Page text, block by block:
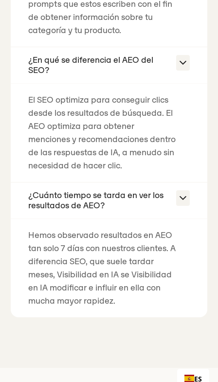
prompts que estos escriben con el fin
de obtener información sobre tu
categoría y tu producto.
¿En qué se diferencia el AEO del
SEO?
El SEO optimiza para conseguir clics
desde los resultados de búsqueda. El
AEO optimiza para obtener
menciones y recomendaciones dentro
de las respuestas de IA, a menudo sin
necesidad de hacer clic.
¿Cuánto tiempo se tarda en ver los
resultados de AEO?
Hemos observado resultados en AEO
tan solo 7 días con nuestros clientes. A
diferencia SEO, que suele tardar
meses, Visibilidad en IA se Visibilidad
en IA modificar e influir en ella con
mucha mayor rapidez.
ES